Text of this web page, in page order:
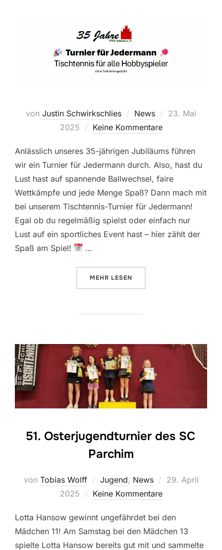
von Justin Schwirkschlies News
Veröffentlicht
23. Mai
2025
Keine Kommentare
Anlässlich unseres 35-jährigen Jubiläums führen
wir ein Turnier für Jedermann durch. Also, hast du
Lust hast auf spannende Ballwechsel, faire
Wettkämpfe und jede Menge Spaß? Dann mach mit
bei unserem Tischtennis-Turnier für Jedermann!
Egal ob du regelmäßig spielst oder einfach nur
Lust auf ein sportliches Event hast – hier zählt der
Spaß am Spiel!
…
MEHR ÜBER „“
LESEN
51. Osterjugendturnier des SC
Parchim
von Tobias Wolff Jugend, News
Veröffentlicht
29. April
2025
Keine Kommentare
Lotta Hansow gewinnt ungefährdet bei den
Mädchen 11! Am Samstag bei den Mädchen 13
spielte Lotta Hansow bereits gut mit und sammelte